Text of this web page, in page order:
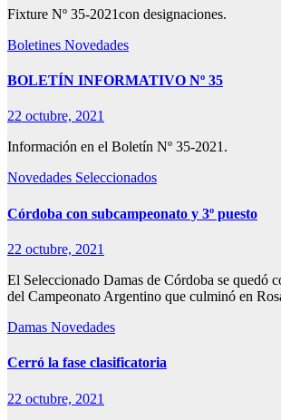
Fixture Nº 35-2021con designaciones.
Boletines Novedades
BOLETÍN INFORMATIVO Nº 35
22 octubre, 2021
Información en el Boletín Nº 35-2021.
Novedades Seleccionados
Córdoba con subcampeonato y 3º puesto
22 octubre, 2021
El Seleccionado Damas de Córdoba se quedó
del Campeonato Argentino que culminó en
Damas Novedades
Cerró la fase clasificatoria
22 octubre, 2021